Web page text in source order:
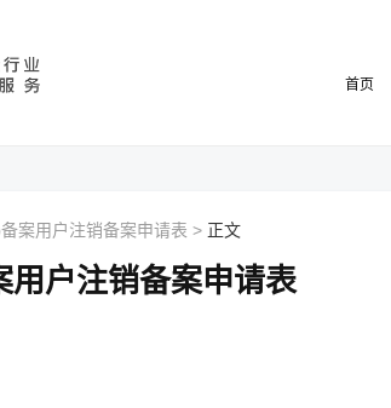
首页
案用户注销备案申请表 > 正文
户注销备案申请表